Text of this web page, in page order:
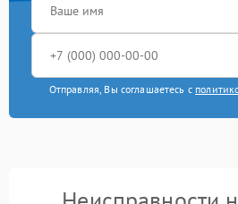
Отправляя, Вы соглашаетесь с